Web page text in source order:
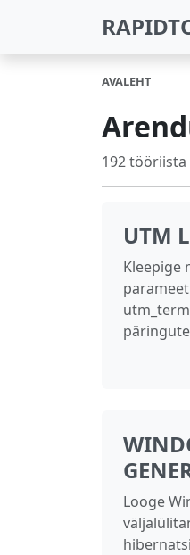
AVALEHT
192 tööriista
UTM
Kleepige
Looge